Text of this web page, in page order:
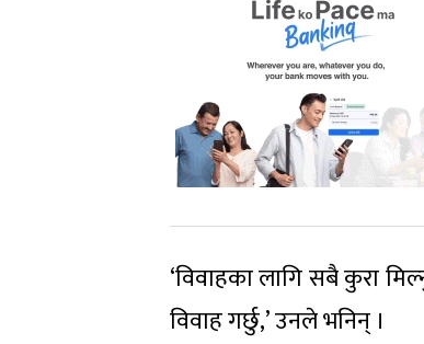
‘विवाहका लागि सबै कुरा
विवाह गर्छु,’ उनले भनिन् ।